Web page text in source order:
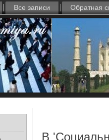
Все записи Обратная
В